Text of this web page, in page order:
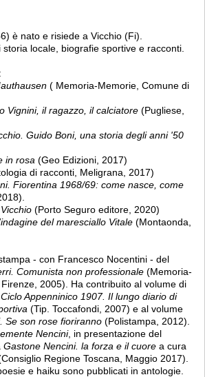
è nato e risiede a Vicchio (Fi).
locale, biografie sportive e racconti.
( Memoria-Memorie, Comune di
Vignini, il ragazzo, il calciatore (Pugliese,
Guido Boni, una storia degli anni '50
in rosa (Geo Edizioni, 2017)
di racconti, Meligrana, 2017)
Fiorentina 1968/69: come nasce, come
(Porto Seguro editore, 2020)
del maresciallo Vitale (Montaonda,
- con Francesco Nocentini - del
Comunista non professionale (Memoria-
2005). Ha contribuito al volume di
Appenninico 1907. Il lungo diario di
(Tip. Toccafondi, 2007) e al volume
Se son rose fioriranno (Polistampa, 2012).
Nencini, in presentazione del
Gastone Nencini. la forza e il cuore a cura
Regione Toscana, Maggio 2017).
e haiku sono pubblicati in antologie.